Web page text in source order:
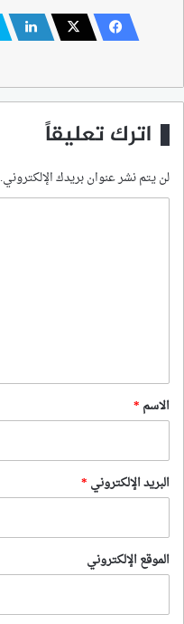
اترك تعليقاً
لن يتم نشر عنوان بريدك الإلكتروني.
*
الاسم *
البريد الإلكتروني *
الموقع الإلكتروني